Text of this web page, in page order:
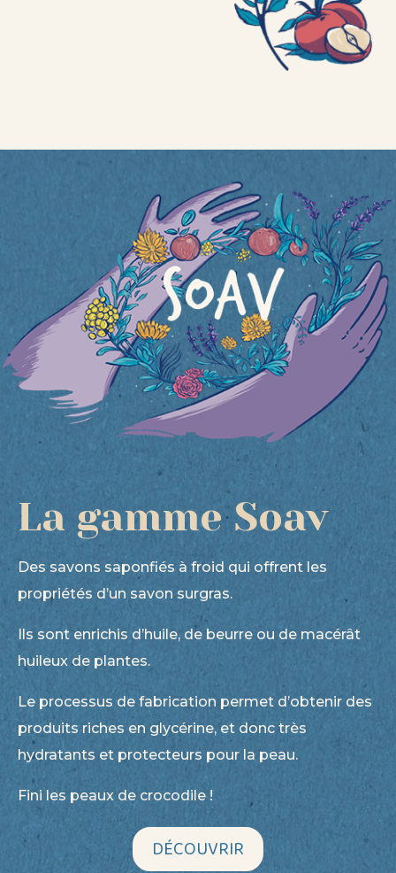
La gamme Soav
Des savons saponfiés à froid qui offrent les
propriétés d’un savon surgras.
Ils sont enrichis d’huile, de beurre ou de macérât
huileux de plantes.
Le processus de fabrication permet d’obtenir des
produits riches en glycérine, et donc très
hydratants et protecteurs pour la peau.
Fini les peaux de crocodile !
DÉCOUVRIR